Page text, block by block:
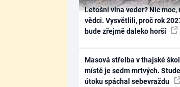
Letošní vlna veder? Nic moc,
vědci. Vysvětlili, proč rok
bude zřejmě daleko horší
Masová střelba v thajské
místě je sedm mrtvých.
útoku spáchal sebevraždu